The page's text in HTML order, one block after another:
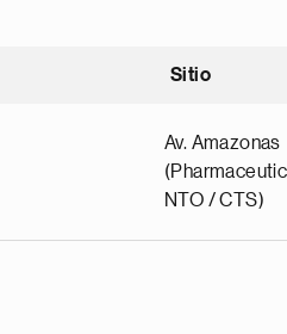
Sitio
Av. Amazonas
NTO / CTS)